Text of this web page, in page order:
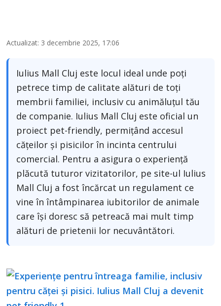
Actualizat: 3 decembrie 2025, 17:06
Iulius Mall Cluj este locul ideal unde poți
petrece timp de calitate alături de toți
membrii familiei, inclusiv cu animăluțul tău
de companie. Iulius Mall Cluj este oficial un
proiect pet-friendly, permițând accesul
cățeilor și pisicilor în incinta centrului
comercial. Pentru a asigura o experiență
plăcută tuturor vizitatorilor, pe site-ul Iulius
Mall Cluj a fost încărcat un regulament ce
vine în întâmpinarea iubitorilor de animale
care își doresc să petreacă mai mult timp
alături de prietenii lor necuvântători.